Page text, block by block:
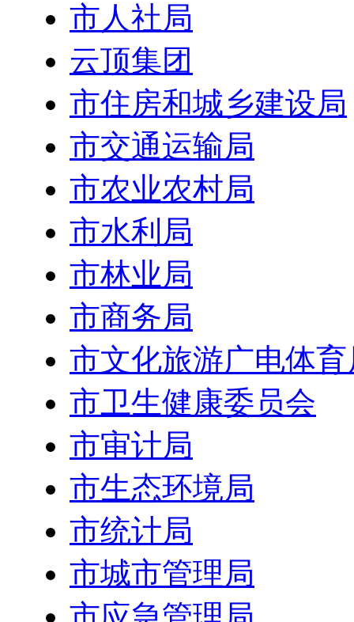
市人社局
云顶集团
市住房和城乡建设局
市交通运输局
市农业农村局
市水利局
市林业局
市商务局
市文化旅游广电体育
市卫生健康委员会
市审计局
市生态环境局
市统计局
市城市管理局